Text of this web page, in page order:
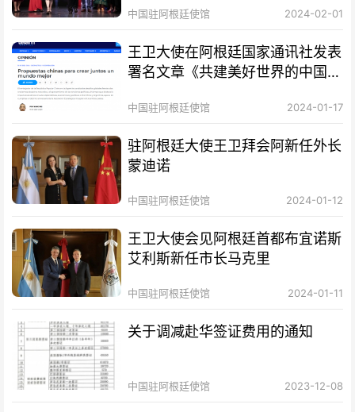
中国驻阿根廷使馆 2024-02-01
王卫大使在阿根廷国家通讯社发表
署名文章《共建美好世界的中国方
中国驻阿根廷使馆 2024-01-17
驻阿根廷大使王卫拜会阿新任外长
蒙迪诺
中国驻阿根廷使馆 2024-01-12
王卫大使会见阿根廷首都布宜诺斯
艾利斯新任市长马克里
中国驻阿根廷使馆 2024-01-11
关于调减赴华签证费用的通知
中国驻阿根廷使馆 2023-12-08